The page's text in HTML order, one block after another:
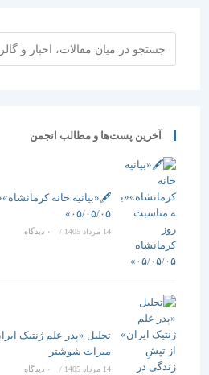
آخرین پست‌ها و مطالب انجمن
🖋️«بیانیه خانه کرمانشاه»«به
۰۵/۰۵/۰۵»
/ ۰ دیدگاه
تجلیل «پدر علم ژنتیک ایران»
میراث شوشتر
14 مرداد 1405 / ۰ دیدگاه